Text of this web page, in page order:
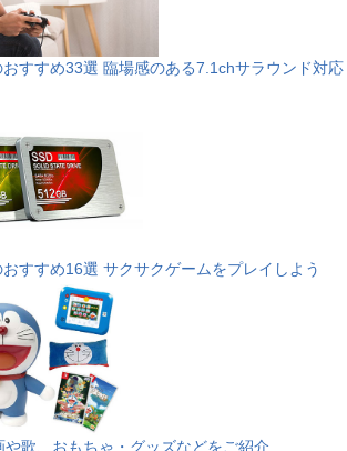
すすめ33選 臨場感のある7.1chサラウンド対応
すすめ16選 サクサクゲームをプレイしよう
や歌、おもちゃ・グッズなどをご紹介